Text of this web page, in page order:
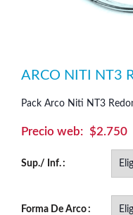
ARCO NITI NT3
Pack Arco Niti NT3
$2.750
Sup./ Inf.
Forma De Arco